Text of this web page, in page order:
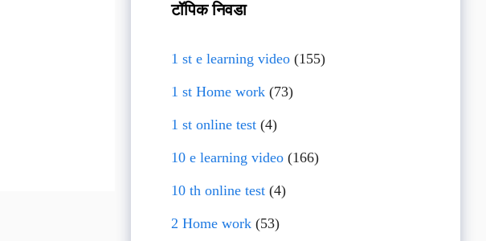
टॉपिक निवडा
1 st e learning video(155)
1 st Home work(73)
1 st online test(4)
10 e learning video(166)
10 th online test(4)
2 Home work(53)